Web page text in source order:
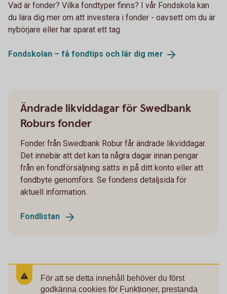
Vad är fonder? Vilka fondtyper finns? I vår Fondskola kan
du lära dig mer om att investera i fonder - oavsett om du är
nybörjare eller har sparat ett tag.
Fondskolan – få fondtips och lär dig mer
Ändrade likviddagar för Swedbank
Roburs fonder
Fonder från Swedbank Robur får ändrade likviddagar.
Det innebär att det kan ta några dagar innan pengar
från en fondförsäljning sätts in på ditt konto eller att
fondbyte genomförs. Se fondens detaljsida för
aktuell information.
Fondlistan
För att se detta innehåll behöver du först
godkänna cookies för Funktioner, prestanda